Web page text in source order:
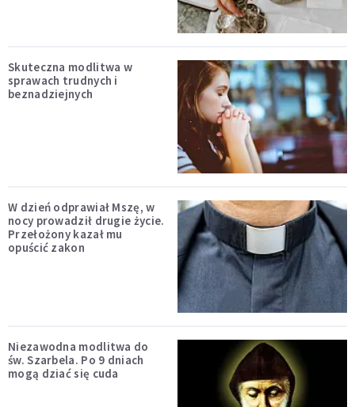
Skuteczna modlitwa w
sprawach trudnych i
beznadziejnych
W dzień odprawiał Mszę, w
nocy prowadził drugie życie.
Przełożony kazał mu
opuścić zakon
Niezawodna modlitwa do
św. Szarbela. Po 9 dniach
mogą dziać się cuda